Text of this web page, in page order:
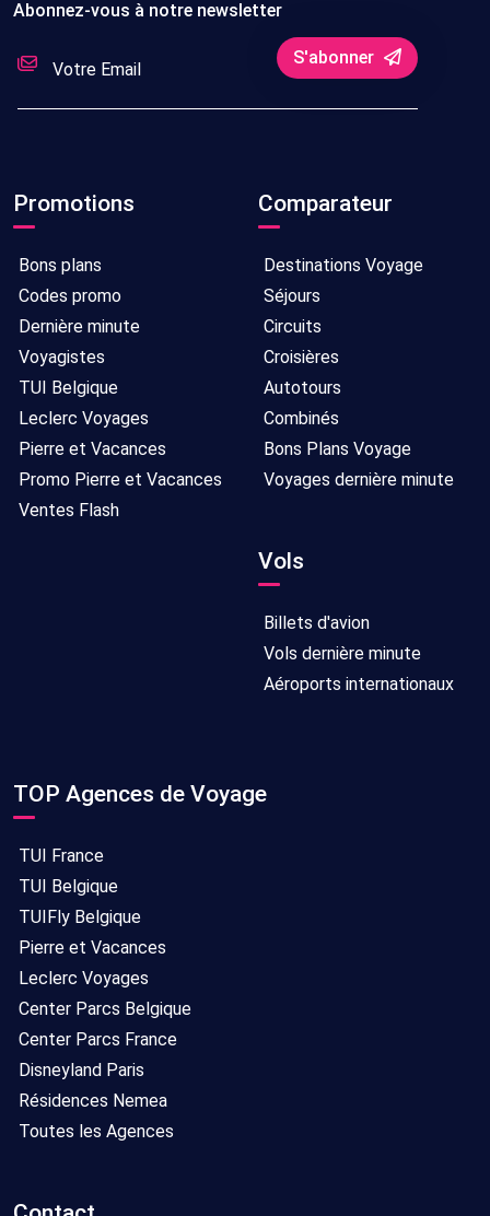
Abonnez-vous à notre newsletter
S'abonner
Promotions
Bons plans
Codes promo
Dernière minute
Voyagistes
TUI Belgique
Leclerc Voyages
Pierre et Vacances
Promo Pierre et Vacances
Ventes Flash
Comparateur
Destinations Voyage
Séjours
Circuits
Croisières
Autotours
Combinés
Bons Plans Voyage
Voyages dernière minute
Vols
Billets d'avion
Vols dernière minute
Aéroports internationaux
TOP Agences de Voyage
TUI France
TUI Belgique
TUIFly Belgique
Pierre et Vacances
Leclerc Voyages
Center Parcs Belgique
Center Parcs France
Disneyland Paris
Résidences Nemea
Toutes les Agences